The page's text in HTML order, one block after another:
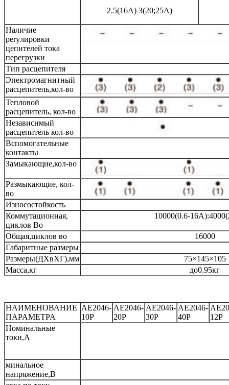
2.5(16A) 3(20;25A)
Наличие
peryлировки
цепителей тока
перегрузки
Тип расцепителя
Эпектромагнитный
расцепитель,кол-во
Тепловой
расцепитель, кол-во
Независимый
расцепитель кол-во
Вспомогательные
контакты
Замыкающие,кол-во
Размыкающие, кол-
во
Износостойкость
Коммутационная,
циклов Во
10000(0.6-
Общая,циклов во
16000
Габаритные размеры
Размеры(ДХвХГ),мм
75×145×105
Масса,кг
до0.95кг
НАИМЕНОВАНИЕ
ΠΑΡΑΜΕΤΡΑ
AE2046-
10P
AE2046-
20P
AE2046-
30P
AE2046-
40P
12P
Номинальные
токи,А
минальное
напряжение,В